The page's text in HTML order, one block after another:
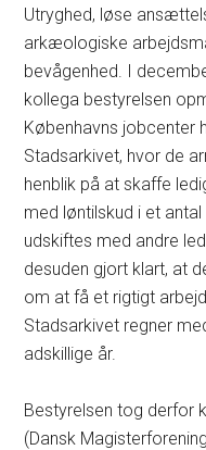
Utryghed, løse
arkæologiske
bevågenhed. I
kollega bestyrelsen
Københavns jobcenter
Stadsarkivet, hvor de
henblik på at skaffe
med løntilskud i et
udskiftes med andre
desuden gjort klart, at
om at få et rigtigt
Stadsarkivet regner
adskillige år.
Bestyrelsen tog derfor
(Dansk